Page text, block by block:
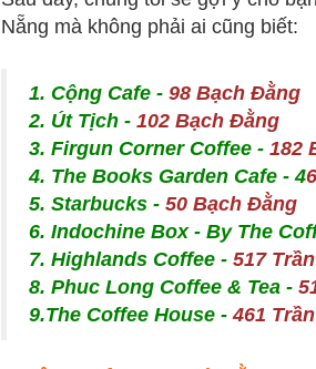
Nẵng mà không phải ai cũng biết:
1. Cộng Cafe - 98 Bạch Đằng
2. Út Tịch - 102 Bạch Đằng
3. Firgun Corner Coffee - 182
4. The Books Garden Cafe - 4
5. Starbucks - 50 Bạch Đằng
6. Indochine Box - By The
7. Highlands Coffee - 517
8. Phuc Long Coffee & Tea -
9.The Coffee House -461